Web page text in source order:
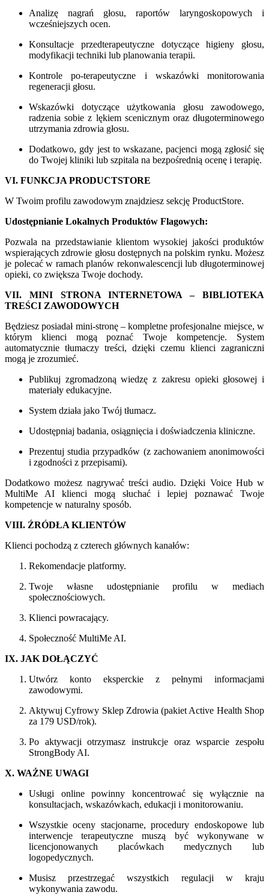
Analizę nagrań głosu, raportów laryngoskopowych i
wcześniejszych ocen.
Konsultacje przedterapeutyczne dotyczące higieny głosu,
modyfikacji techniki lub planowania terapii.
Kontrole po-terapeutyczne i wskazówki monitorowania
regeneracji głosu.
Wskazówki dotyczące użytkowania głosu zawodowego,
radzenia sobie z lękiem scenicznym oraz długoterminowego
utrzymania zdrowia głosu.
Dodatkowo, gdy jest to wskazane, pacjenci mogą zgłosić się
do Twojej kliniki lub szpitala na bezpośrednią ocenę i terapię.
VI. FUNKCJA PRODUCTSTORE
W Twoim profilu zawodowym znajdziesz sekcję ProductStore.
Udostępnianie Lokalnych Produktów Flagowych:
Pozwala na przedstawianie klientom wysokiej jakości produktów
wspierających zdrowie głosu dostępnych na polskim rynku. Możesz
je polecać w ramach planów rekonwalescencji lub długoterminowej
opieki, co zwiększa Twoje dochody.
VII. MINI STRONA INTERNETOWA – BIBLIOTEKA
TREŚCI ZAWODOWYCH
Będziesz posiadał mini-stronę – kompletne profesjonalne miejsce, w
którym klienci mogą poznać Twoje kompetencje. System
automatycznie tłumaczy treści, dzięki czemu klienci zagraniczni
mogą je zrozumieć.
Publikuj zgromadzoną wiedzę z zakresu opieki głosowej i
materiały edukacyjne.
System działa jako Twój tłumacz.
Udostępniaj badania, osiągnięcia i doświadczenia kliniczne.
Prezentuj studia przypadków (z zachowaniem anonimowości
i zgodności z przepisami).
Dodatkowo możesz nagrywać treści audio. Dzięki Voice Hub w
MultiMe AI klienci mogą słuchać i lepiej poznawać Twoje
kompetencje w naturalny sposób.
VIII. ŹRÓDŁA KLIENTÓW
Klienci pochodzą z czterech głównych kanałów:
Rekomendacje platformy.
Twoje własne udostępnianie profilu w mediach
społecznościowych.
Klienci powracający.
Społeczność MultiMe AI.
IX. JAK DOŁĄCZYĆ
Utwórz konto eksperckie z pełnymi informacjami
zawodowymi.
Aktywuj Cyfrowy Sklep Zdrowia (pakiet Active Health Shop
za 179 USD/rok).
Po aktywacji otrzymasz instrukcje oraz wsparcie zespołu
StrongBody AI.
X. WAŻNE UWAGI
Usługi online powinny koncentrować się wyłącznie na
konsultacjach, wskazówkach, edukacji i monitorowaniu.
Wszystkie oceny stacjonarne, procedury endoskopowe lub
interwencje terapeutyczne muszą być wykonywane w
licencjonowanych placówkach medycznych lub
logopedycznych.
Musisz przestrzegać wszystkich regulacji w kraju
wykonywania zawodu.